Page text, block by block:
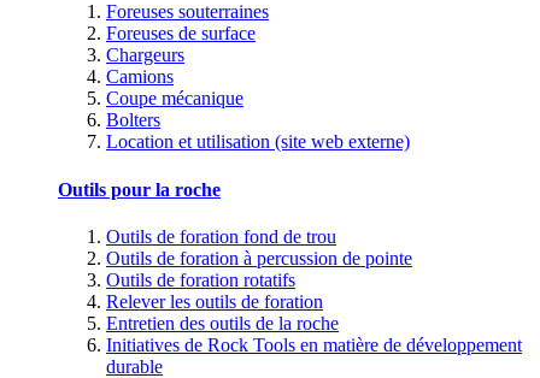
Foreuses souterraines
Foreuses de surface
Chargeurs
Camions
Coupe mécanique
Bolters
Location et utilisation (site web externe)
Outils pour la roche
Outils de foration fond de trou
Outils de foration à percussion de pointe
Outils de foration rotatifs
Relever les outils de foration
Entretien des outils de la roche
Initiatives de Rock Tools en matière de développement
durable